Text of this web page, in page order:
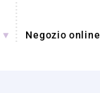
Negozio online